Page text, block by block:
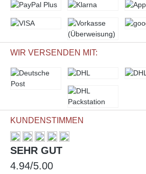
WIR VERSENDEN MIT:
KUNDENSTIMMEN
SEHR GUT
4.94/5.00